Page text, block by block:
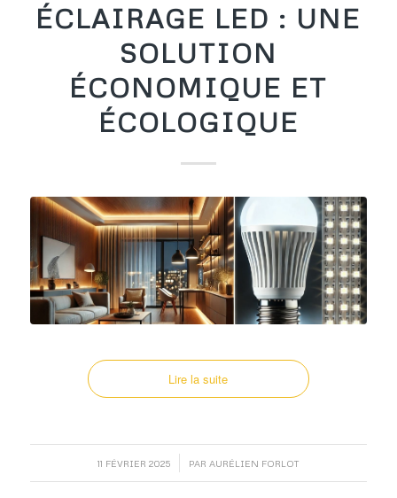
ÉCLAIRAGE LED : UNE
SOLUTION
ÉCONOMIQUE ET
ÉCOLOGIQUE
Lire la suite
11 FÉVRIER 2025
/ PAR AURÉLIEN FORLOT